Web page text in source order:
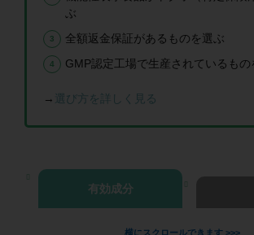
ぶ
全額返金保証があるものを選ぶ
GMP認定工場で生産されているもの
→ 選び方を詳しく見る
有効成分